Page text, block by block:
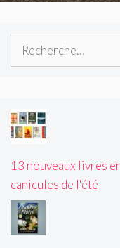
Rechercher :
13 nouveaux livres
canicules de l'été